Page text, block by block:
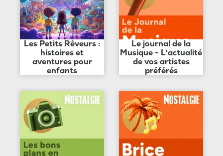
Les Petits Rêveurs :
histoires et
aventures pour
enfants
Le journal de la
Musique - L'actualité
de vos artistes
préférés